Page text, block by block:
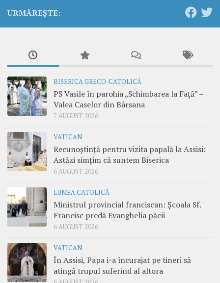
URMĂREȘTE:
BISERICA GRECO-CATOLICĂ
PS Vasile în parohia „Schimbarea la Față” –
Valea Caselor din Bârsana
7 AUGUST 2026
VATICAN
Recunoștință pentru vizita papală la Assisi:
Astăzi simțim că suntem Biserica
6 AUGUST 2026
LUMEA CATOLICĂ
Ministrul provincial franciscan: Școala Sf.
Francisc predă Evanghelia păcii
6 AUGUST 2026
VATICAN
În Assisi, Papa i-a încurajat pe tineri să
atingă trupul suferind al altora